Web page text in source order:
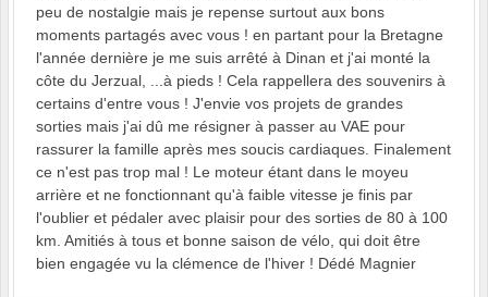
peu de nostalgie mais je repense surtout aux bons
moments partagés avec vous ! en partant pour la Bretagne
l'année dernière je me suis arrêté à Dinan et j'ai monté la
côte du Jerzual, ...à pieds ! Cela rappellera des souvenirs à
certains d'entre vous ! J'envie vos projets de grandes
sorties mais j'ai dû me résigner à passer au VAE pour
rassurer la famille après mes soucis cardiaques. Finalement
ce n'est pas trop mal ! Le moteur étant dans le moyeu
arrière et ne fonctionnant qu'à faible vitesse je finis par
l'oublier et pédaler avec plaisir pour des sorties de 80 à 100
km. Amitiés à tous et bonne saison de vélo, qui doit être
bien engagée vu la clémence de l'hiver ! Dédé Magnier